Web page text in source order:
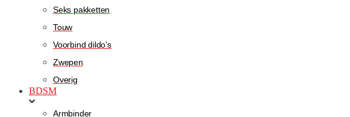
Seks pakketten
Touw
Voorbind dildo’s
Zwepen
Overig
BDSM
Armbinder